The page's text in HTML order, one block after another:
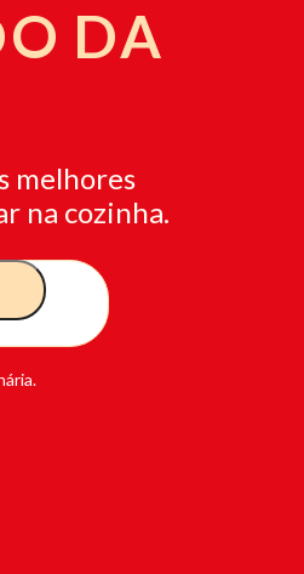
DA
melhores
na cozinha.